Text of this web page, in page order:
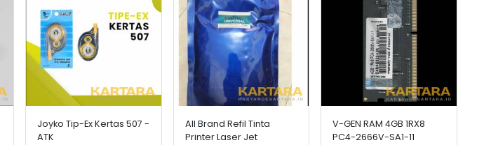
Joyko Tip-Ex Kertas 507 -
ATK
All Brand Refil Tinta
Printer Laser Jet
V-GEN RAM 4GB 1RX8
PC4-2666V-SA1-11